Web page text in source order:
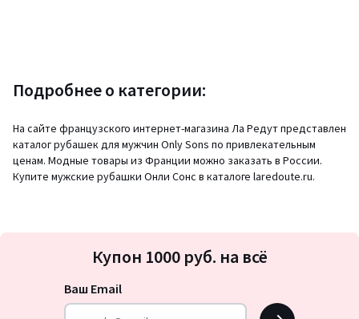
Подробнее о категории:
На сайте французского интернет-магазина Ла Редут представлен
каталог рубашек для мужчин Only Sons по привлекательным
ценам. Модные товары из Франции можно заказать в России.
Купите мужские рубашки Онли Сонс в каталоге laredoute.ru.
на
Купон 1000 руб. на всё
Ваш Email
OK